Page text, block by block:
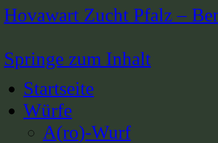
Hovawart Zucht Pfalz –
Springe zum Inhalt
Startseite
Würfe
A(ro)-Wurf